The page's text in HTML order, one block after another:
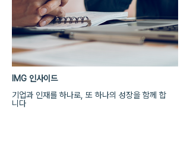
IMG 인사이드
기업과 인재를 하나로, 또 하나의 성장을 함께 합
니다